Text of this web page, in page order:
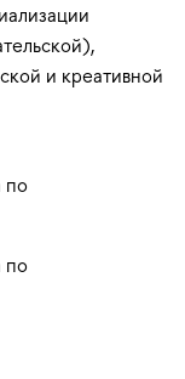
и креативной
по
по